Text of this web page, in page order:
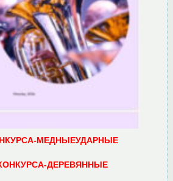
МЕДНЫЕУДАРНЫЕ
ДЕРЕВЯННЫЕ